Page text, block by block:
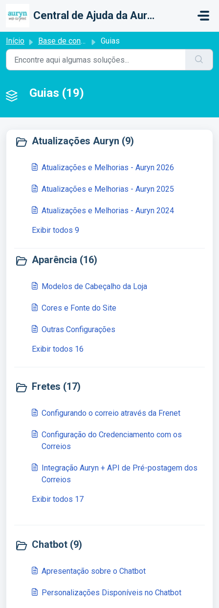
Central de Ajuda da Auryn Web To Print
Início Base de conhecimento Guias
Guias (19)
Atualizações Auryn (9)
Atualizações e Melhorias - Auryn 2026
Atualizações e Melhorias - Auryn 2025
Atualizações e Melhorias - Auryn 2024
Exibir todos 9
Aparência (16)
Modelos de Cabeçalho da Loja
Cores e Fonte do Site
Outras Configurações
Exibir todos 16
Fretes (17)
Configurando o correio através da Frenet
Configuração do Credenciamento com os
Correios
Integração Auryn + API de Pré-postagem dos
Correios
Exibir todos 17
Chatbot (9)
Apresentação sobre o Chatbot
Personalizações Disponíveis no Chatbot